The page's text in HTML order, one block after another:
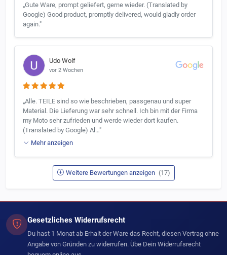
„Gute Ware, prompt geliefert, gerne wieder. (Translated by
Google) Good product, promptly delivered, would gladly order
again."
Udo Wolf
vor 2 Wochen
„Alle. TEILE sind so wie beschrieben, passgenau und super
Material. Die Lieferung war sehr schnell. Ich bin mit der Firma
my Moto sehr zufrieden und werde wieder dort kaufen.
(Translated by Google) Al…"
Mehr anzeigen
Weitere Bewertungen anzeigen (17)
Gesetzliches Widerrufsrecht
Du hast 1 Monat ab Erhalt der Ware das Recht, diesen Vertrag ohne
Angabe von Gründen zu widerrufen. Übe Dein Widerrufsrecht